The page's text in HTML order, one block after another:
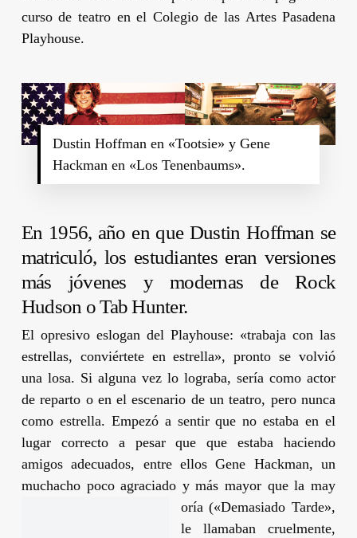
curso de teatro en el Colegio de las Artes Pasadena
Playhouse.
Dustin Hoffman en «Tootsie» y Gene
Hackman en «Los Tenenbaums».
En 1956, año en que Dustin Hoffmanse
matriculó, los estudiantes eran versiones
más jóvenes y modernas deRock
Hudson oTab Hunter.
El opresivo eslogan del Playhouse: «trabaja con las
estrellas, conviértete en estrella», pronto se volvió
una losa. Si alguna vez lo lograba, sería como actor
de reparto o en el escenario de un teatro, pero nunca
como estrella. Empezó a sentir que no estaba en el
lugar correcto a pesar que que estaba haciendo
amigos adecuados, entre ellosGene Hackman, un
muchacho poco agraciado y más mayor que la may
oría («Demasiado Tarde»,
le llamaban cruelmente,